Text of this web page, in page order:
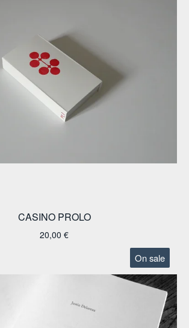
CASINO PROLO
20,00 €
On sale